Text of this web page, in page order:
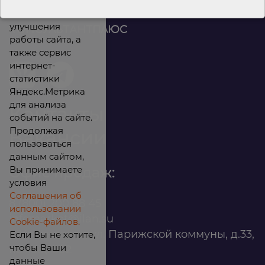
Контакты
Вакансии
Офис продаж:
infomarket@ilan.su
г. Красноярск, ул. Парижской коммуны, д.33,
помещ. 302
улучшения
работы сайта, а
также сервис
интернет-
статистики
Яндекс.Метрика
для анализа
событий на сайте.
Продолжая
пользоваться
данным сайтом,
Вы принимаете
условия
Соглашения об
использовании
Cookie-файлов.
Если Вы не хотите,
чтобы Ваши
данные